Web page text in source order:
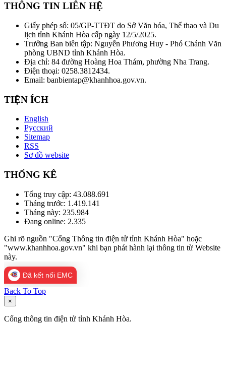
THÔNG TIN LIÊN HỆ
Giấy phép số: 05/GP-TTĐT do Sở Văn hóa, Thể thao và Du
lịch tỉnh Khánh Hòa cấp ngày 12/5/2025.
Trưởng Ban biên tập: Nguyễn Phương Huy - Phó Chánh Văn
phòng UBND tỉnh Khánh Hòa.
Địa chỉ: 84 đường Hoàng Hoa Thám, phường Nha Trang.
Điện thoại: 0258.3812434.
Email: banbientap@khanhhoa.gov.vn.
TIỆN ÍCH
English
Русский
Sitemap
RSS
Sơ đồ website
THỐNG KÊ
Tổng truy cập: 43.088.691
Tháng trước: 1.419.141
Tháng này: 235.984
Đang online: 2.335
Ghi rõ nguồn "Cổng Thông tin điện tử tỉnh Khánh Hòa" hoặc
"www.khanhhoa.gov.vn" khi bạn phát hành lại thông tin từ Website
này.
Đã kết nối EMC
Back To Top
×
Cổng thông tin điện tử tỉnh Khánh Hòa.